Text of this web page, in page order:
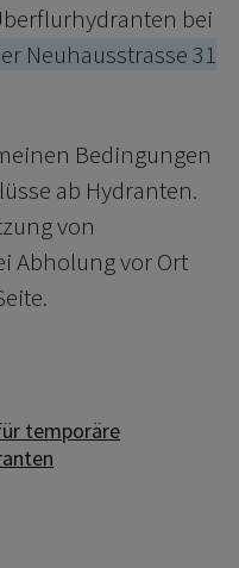
bei
Neuhausstrasse 31
Bedingungen
ab Hydranten.
von
Abholung vor Ort
für temporäre
temporäre